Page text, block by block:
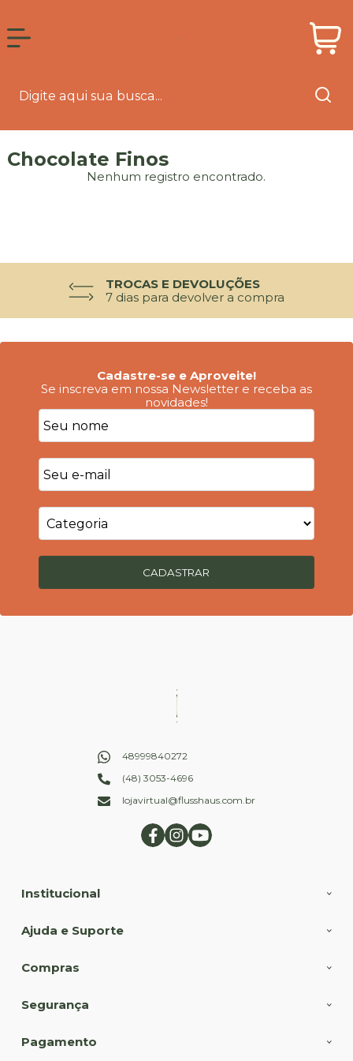
Chocolate Finos
Nenhum registro encontrado.
TROCAS E DEVOLUÇÕES
7 dias para devolver a compra
Cadastre-se e Aproveite!
Se inscreva em nossa Newsletter e receba as
novidades!
CADASTRAR
48999840272
(48) 3053-4696
lojavirtual@flusshaus.com.br
Institucional
Ajuda e Suporte
Compras
Segurança
Pagamento